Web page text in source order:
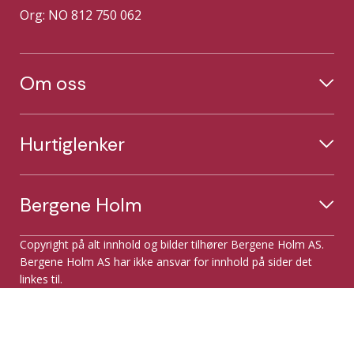
Org: NO 812 750 062
Om oss
Hurtiglenker
Bergene Holm
Copyright på alt innhold og bilder tilhører Bergene Holm AS.
Bergene Holm AS har ikke ansvar for innhold på sider det
linkes til.